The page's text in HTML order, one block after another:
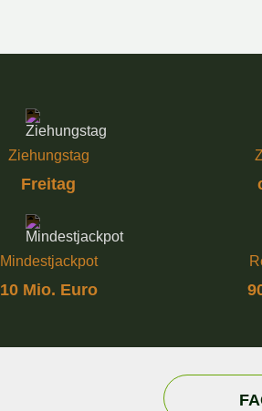
Ziehungstag
Freitag
Mindestjackpot
10 Mio. Euro